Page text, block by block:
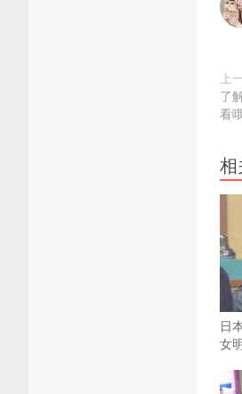
上
了
看
日
女